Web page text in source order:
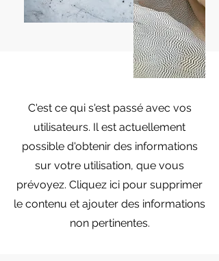
C'est ce qui s'est passé avec vos
utilisateurs. Il est actuellement
possible d'obtenir des informations
sur votre utilisation, que vous
prévoyez. Cliquez ici pour supprimer
le contenu et ajouter des informations
non pertinentes.